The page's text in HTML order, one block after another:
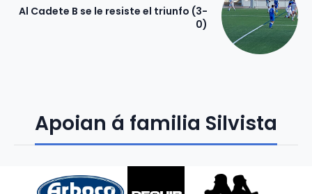
Al Cadete B se le resiste el triunfo (3-
0)
Apoian á familia Silvista